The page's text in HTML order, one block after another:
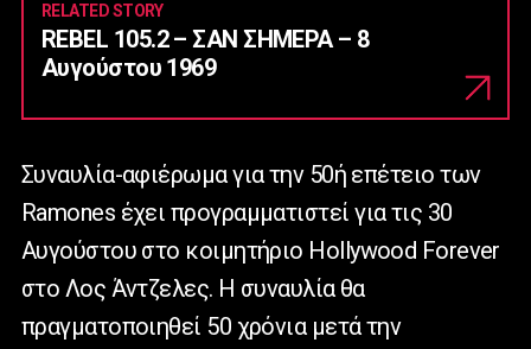
RELATED STORY
REBEL 105.2 – ΣΑΝ ΣΗΜΕΡΑ – 8
Αυγούστου 1969
Συναυλία-αφιέρωμα για την 50ή επέτειο των
Ramones έχει προγραμματιστεί για τις 30
Αυγούστου στο κοιμητήριο Hollywood Forever
στο Λος Άντζελες. Η συναυλία θα
πραγματοποιηθεί 50 χρόνια μετά την